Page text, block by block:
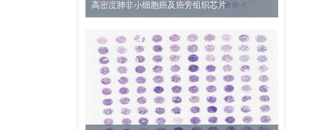
高密度肺非小细胞癌及癌旁组织芯片